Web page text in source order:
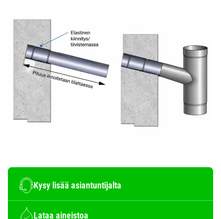
Kysy lisää asiantuntijalta
Lataa aineistoa